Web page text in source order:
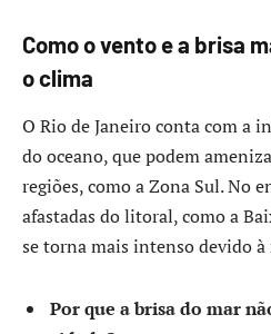
Como o vento e a brisa
o clima
O Rio de Janeiro conta com a
do oceano, que podem
regiões, como a Zona Sul. No
afastadas do litoral, como a
se torna mais intenso devido à
Por que a brisa do mar